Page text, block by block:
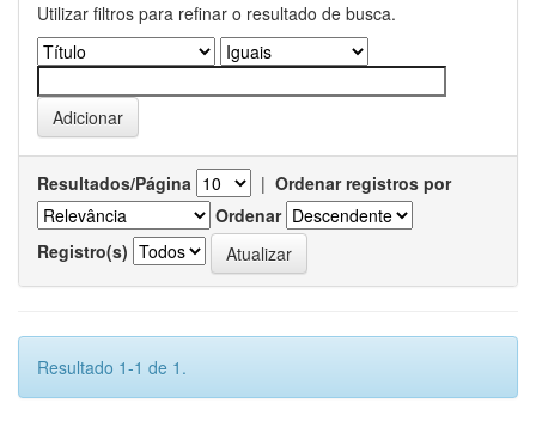
Utilizar filtros para refinar o resultado de busca.
Resultados/Página | Ordenar registros por
Ordenar
Registro(s)
Resultado 1-1 de 1.